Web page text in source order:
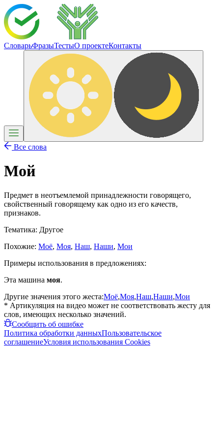
СловарьФразыТестыО проектеКонтакты
Все слова
Мой
Предмет в неотъемлемой принадлежности говорящего,
свойственный говорящему как одно из его качеств,
признаков.
Тематика: Другое
Похожие: Моё, Моя, Наш, Наши, Мои
Примеры использования в предложениях:
Эта машина моя.
Другие значения этого жеста:Моё,Моя,Наш,Наши,Мои
* Артикуляция на видео может не соответствовать жесту для
слов, имеющих несколько значений.
Сообщить об ошибке
Политика обработки данныхПользовательское
соглашениеУсловия использования Cookies